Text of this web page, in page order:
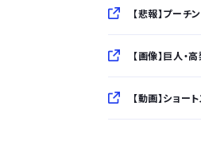
【悲報】プーチン
【画像】巨人・
【動画】ショー